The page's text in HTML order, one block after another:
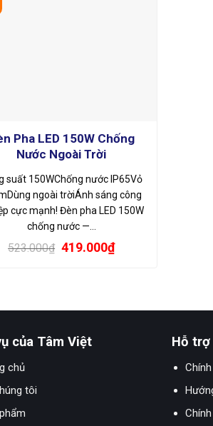
Pha LED 150W Chống
Nước Ngoài Trời
suất 150WChống nước IP65Vỏ
ngoài trờiÁnh sáng công
cực mạnh! Đèn pha LED 150W
chống nước —…
523.000₫ Giá
419.000₫Giá
hiện
của Tâm Việt
chủ
tôi
Hỗ